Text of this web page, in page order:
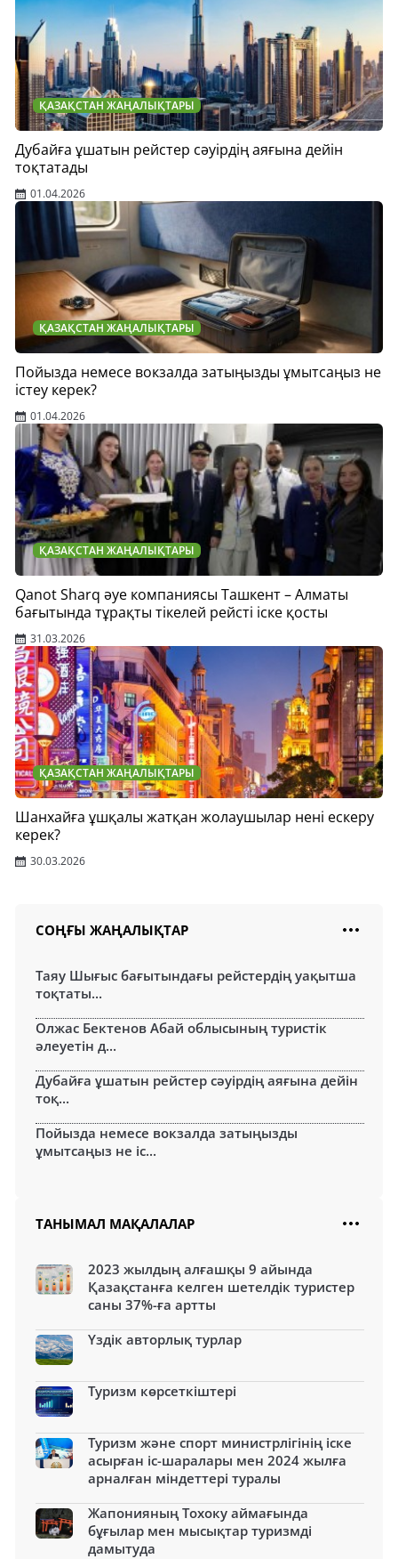
ҚАЗАҚСТАН ЖАҢАЛЫҚТАРЫ
Дубайға ұшатын рейстер сәуірдің аяғына дейін
тоқтатады
01.04.2026
ҚАЗАҚСТАН ЖАҢАЛЫҚТАРЫ
Пойызда немесе вокзалда затыңызды ұмытсаңыз не
істеу керек?
01.04.2026
ҚАЗАҚСТАН ЖАҢАЛЫҚТАРЫ
Qanot Sharq әуе компаниясы Ташкент – Алматы
бағытында тұрақты тікелей рейсті іске қосты
31.03.2026
ҚАЗАҚСТАН ЖАҢАЛЫҚТАРЫ
Шанхайға ұшқалы жатқан жолаушылар нені ескеру
керек?
30.03.2026
СОҢҒЫ ЖАҢАЛЫҚТАР
Таяу Шығыс бағытындағы рейстердің уақытша
тоқтаты...
Олжас Бектенов Абай облысының туристік
әлеуетін д...
Дубайға ұшатын рейстер сәуірдің аяғына дейін
тоқ...
Пойызда немесе вокзалда затыңызды
ұмытсаңыз не іс...
ТАНЫМАЛ МАҚАЛАЛАР
2023 жылдың алғашқы 9 айында
Қазақстанға келген шетелдік туристер
саны 37%-ға артты
Үздік авторлық турлар
Туризм көрсеткіштері
Туризм және спорт министрлігінің іске
асырған іс-шаралары мен 2024 жылға
арналған міндеттері туралы
Жапонияның Тохоку аймағында
бұғылар мен мысықтар туризмді
дамытуда